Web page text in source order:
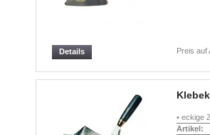
Preis auf
Details
• eckige
Artikel: